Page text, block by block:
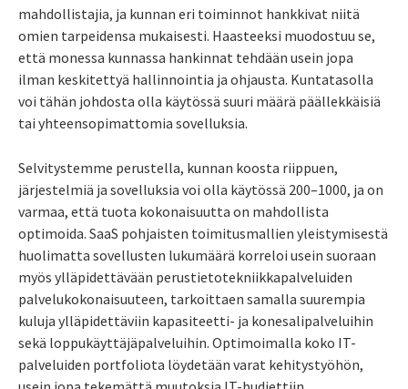
mahdollistajia, ja kunnan eri toiminnot hankkivat niitä
omien tarpeidensa mukaisesti. Haasteeksi muodostuu se,
että monessa kunnassa hankinnat tehdään usein jopa
ilman keskitettyä hallinnointia ja ohjausta. Kuntatasolla
voi tähän johdosta olla käytössä suuri määrä päällekkäisiä
tai yhteensopimattomia sovelluksia.
Selvitystemme perustella, kunnan koosta riippuen,
järjestelmiä ja sovelluksia voi olla käytössä 200–1000, ja on
varmaa, että tuota kokonaisuutta on mahdollista
optimoida. SaaS pohjaisten toimitusmallien yleistymisestä
huolimatta sovellusten lukumäärä korreloi usein suoraan
myös ylläpidettävään perustietotekniikkapalveluiden
palvelukokonaisuuteen, tarkoittaen samalla suurempia
kuluja ylläpidettäviin kapasiteetti- ja konesalipalveluihin
sekä loppukäyttäjäpalveluihin. Optimoimalla koko IT-
palveluiden portfoliota löydetään varat kehitystyöhön,